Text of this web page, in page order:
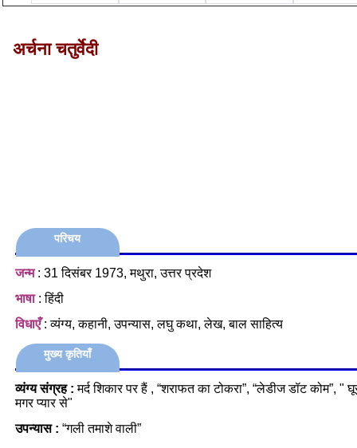
अर्चना चतुर्वेदी
परिचय
जन्म: 31 दिसंबर 1973, मथुरा, उत्तर प्रदेश
भाषा: हिंदी
विधाएँ: व्यंग्य, कहानी, उपन्‍यास, लघु कथा, लेख, बाल साहित्य
मुख्य कृतियाँ
व्यंग्य संग्रह : मर्द शिकार पर हैं , “शराफत का टोकरा”, “लेडीज डॉट कोम”, "
मगर प्यार से"
उपन्यास : “गली तमाशे वाली”